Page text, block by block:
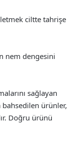
ciltte tahrişe
nem dengesini
sağlayan
ürünler,
Doğru ürünü